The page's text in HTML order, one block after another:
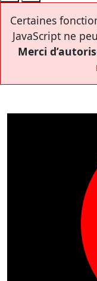
Certaines
JavaScript ne
Merci